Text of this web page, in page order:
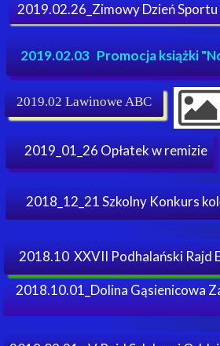
2018.10.01_Dolina Gąsienicowa
2019.02.26_Zimowy Dzień Sportu
2018_12_21 Szkolny Konkurs
2018.10 XXVII Podhalański Rajd
2019.02 Lawinowe ABC
2019.02.03 Promocja książki
2019_01_26 Opłatek w remizie